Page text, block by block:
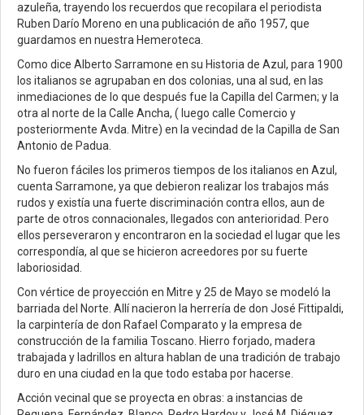
azuleña, trayendo los recuerdos que recopilara el periodista
Ruben Darío Moreno en una publicación de año 1957, que
guardamos en nuestra Hemeroteca.
Como dice Alberto Sarramone en su Historia de Azul, para 1900
los italianos se agrupaban en dos colonias, una al sud, en las
inmediaciones de lo que después fue la Capilla del Carmen; y la
otra al norte de la Calle Ancha, ( luego calle Comercio y
posteriormente Avda. Mitre) en la vecindad de la Capilla de San
Antonio de Padua.
No fueron fáciles los primeros tiempos de los italianos en Azul,
cuenta Sarramone, ya que debieron realizar los trabajos más
rudos y existía una fuerte discriminación contra ellos, aun de
parte de otros connacionales, llegados con anterioridad. Pero
ellos perseveraron y encontraron en la sociedad el lugar que les
correspondía, al que se hicieron acreedores por su fuerte
laboriosidad.
Con vértice de proyección en Mitre y 25 de Mayo se modeló la
barriada del Norte. Allí nacieron la herrería de don José Fittipaldi,
la carpintería de don Rafael Comparato y la empresa de
construcción de la familia Toscano. Hierro forjado, madera
trabajada y ladrillos en altura hablan de una tradición de trabajo
duro en una ciudad en la que todo estaba por hacerse.
Acción vecinal que se proyecta en obras: a instancias de